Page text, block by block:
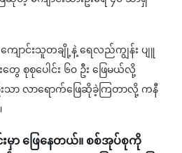
ကျောင်းသူတချို့နဲ့ ရေလည်ကျွန်း ပျူ
ေ စုစုပေါင်း ၆၀ ဦး ဖြေမယ်လို့
းသာ လာရောက်ဖြေဆိုခဲ့ကြတာလို့ ကနီ
မှာ ဖြေနေတယ်။ စစ်အုပ်စုကို